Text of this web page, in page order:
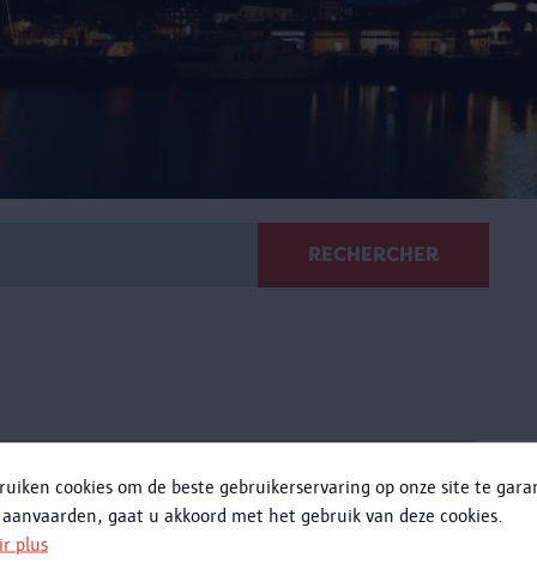
cookies om de beste gebruikerservaring op onze site te
gaat u akkoord met het gebruik van deze cookies.
plus
RECHERCHER
au MAS
le 23 février 2020, vous pouviez découvrir la
des pièces verrières de la collection MAS Halle